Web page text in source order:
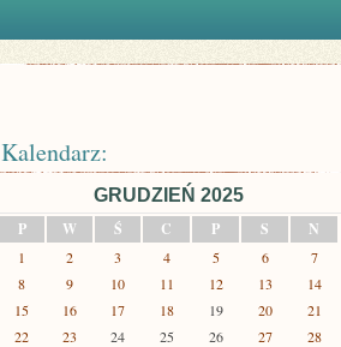
Kalendarz:
GRUDZIEŃ 2025
P
W Ś C P S N
1 2 3 4 5 6
7
8
9 10 11 12 13
14
15
16 17 18 19 20
21
22
23 24 25 26 27
28